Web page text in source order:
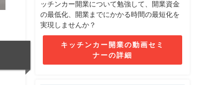
ッチンカー開業について勉強して、開業資金
の最低化、開業までにかかる時間の最短化を
実現しませんか？
キッチンカー開業の動画セミ
ナーの詳細